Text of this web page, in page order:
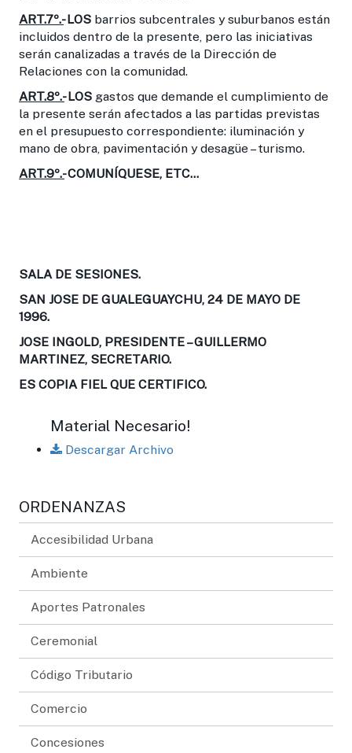
ART.7º.-LOS barrios subcentrales y suburbanos están
incluidos dentro de la presente, pero las iniciativas
serán canalizadas a través de la Dirección de
Relaciones con la comunidad.
ART.8º.-LOS gastos que demande el cumplimiento de
la presente serán afectados a las partidas previstas
en el presupuesto correspondiente: iluminación y
mano de obra, pavimentación y desagüe – turismo.
ART.9º.-COMUNÍQUESE, ETC...
SALA DE SESIONES.
SAN JOSE DE GUALEGUAYCHU, 24 DE MAYO DE
1996.
JOSE INGOLD, PRESIDENTE – GUILLERMO
MARTINEZ, SECRETARIO.
ES COPIA FIEL QUE CERTIFICO.
Material Necesario!
Descargar Archivo
ORDENANZAS
Accesibilidad Urbana
Ambiente
Aportes Patronales
Ceremonial
Código Tributario
Comercio
Concesiones